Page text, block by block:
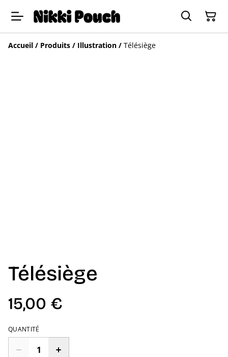
Accueil / Produits / Illustration / Télésiège
Télésiège
15,00 €
QUANTITÉ